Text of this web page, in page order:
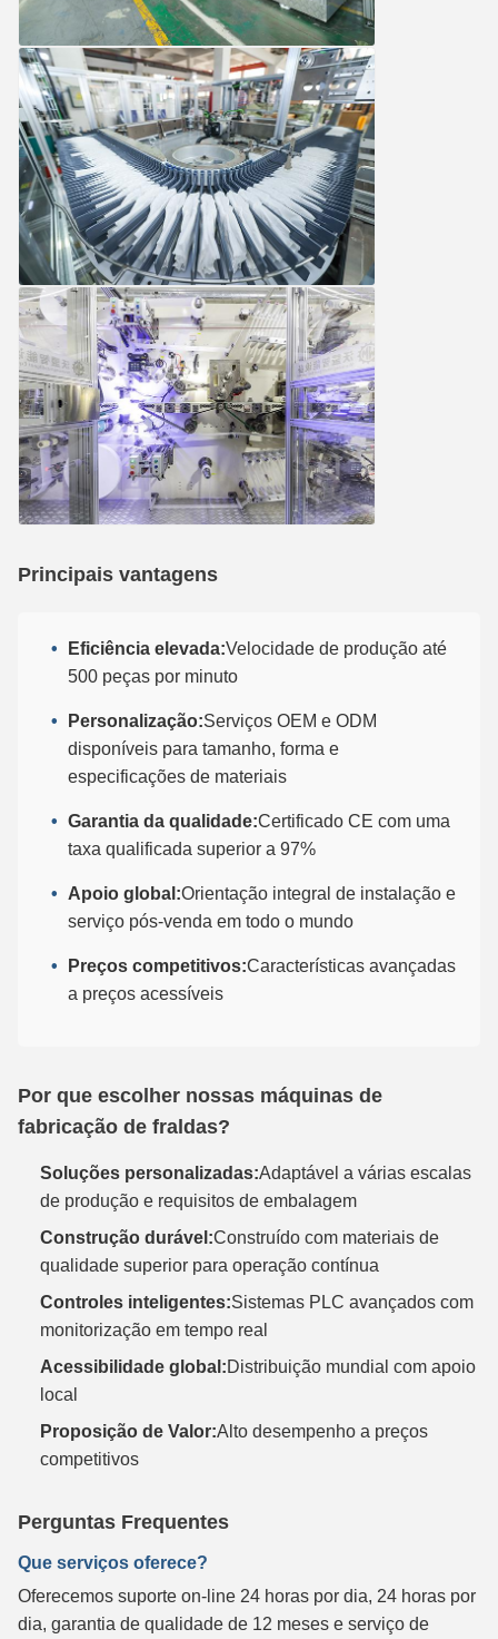
Principais vantagens
Eficiência elevada:Velocidade de produção até
500 peças por minuto
Personalização:Serviços OEM e ODM
disponíveis para tamanho, forma e
especificações de materiais
Garantia da qualidade:Certificado CE com uma
taxa qualificada superior a 97%
Apoio global:Orientação integral de instalação e
serviço pós-venda em todo o mundo
Preços competitivos:Características avançadas
a preços acessíveis
Por que escolher nossas máquinas de
fabricação de fraldas?
Soluções personalizadas:Adaptável a várias escalas
de produção e requisitos de embalagem
Construção durável:Construído com materiais de
qualidade superior para operação contínua
Controles inteligentes:Sistemas PLC avançados com
monitorização em tempo real
Acessibilidade global:Distribuição mundial com apoio
local
Proposição de Valor:Alto desempenho a preços
competitivos
Perguntas Frequentes
Que serviços oferece?
Oferecemos suporte on-line 24 horas por dia, 24 horas por
dia, garantia de qualidade de 12 meses e serviço de